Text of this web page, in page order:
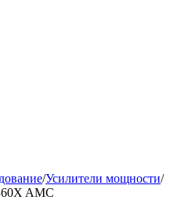
/Усилители мощности/
AMC